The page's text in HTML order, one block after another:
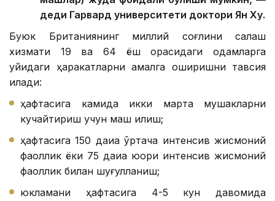
деди Гарвард университети доктори Ян Ху.
Буюк Британиянинг миллий соғлиқни сақлаш
хизмати 19 ва 64 ёш орасидаги одамларга
қуйидаги ҳаракатларни амалга оширишни тавсия
қилади:
ҳафтасига камида икки марта мушакларни
кучайтириш учун машқ қилиш;
ҳафтасига 150 дақиқа ўртача интенсив жисмоний
фаоллик ёки 75 дақиқа юқори интенсив жисмоний
фаоллик билан шуғулланиш;
юкламани ҳафтасига 4-5 кун давомида